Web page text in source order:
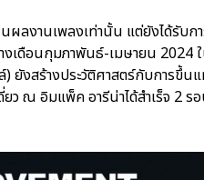
นผลงานเพลงเท่านั้น แต่ยังได้รับ
งเดือนกุมภาพันธ์-เมษายน 2024
) ยังสร้างประวัติศาสตร์กับการขึ้
ณ อิมแพ็ค อารีน่าได้สำเร็จ 2 ร